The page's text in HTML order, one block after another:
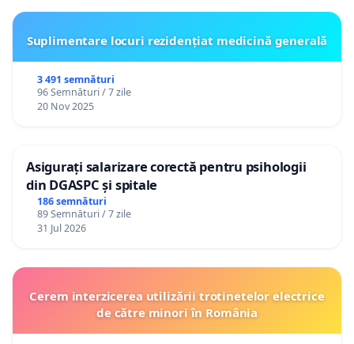
Suplimentare locuri rezidențiat medicină generală
3 491 semnături
96 Semnături / 7 zile
20 Nov 2025
Asigurați salarizare corectă pentru psihologii
din DGASPC și spitale
186 semnături
89 Semnături / 7 zile
31 Jul 2026
Cerem interzicerea utilizării trotinetelor electrice
de către minori în România